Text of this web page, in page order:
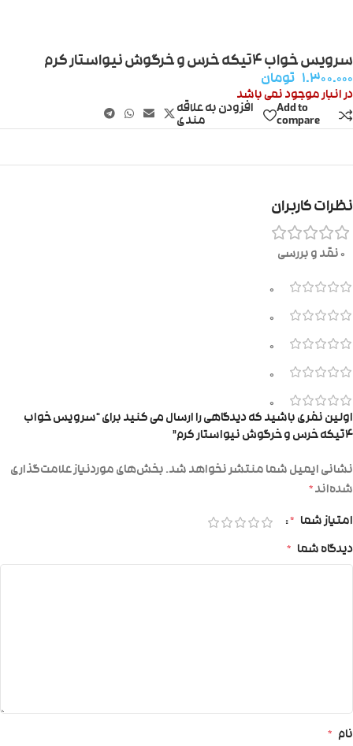
سرویس خواب ۴تیکه خرس و خرگوش نیواستار کرم
۱.۳۰۰.۰۰۰ تومان
در انبار موجود نمی باشد
Add to
compare
افزودن به علاقه
مندی
نظرات کاربران
0 نقد و بررسی
0
0
0
0
0
اولین نفری باشید که دیدگاهی را ارسال می کنید برای “سرویس خواب
۴تیکه خرس و خرگوش نیواستار کرم”
نشانی ایمیل شما منتشر نخواهد شد.بخش‌های موردنیاز علامت‌گذاری
شده‌اند*
امتیاز شما *
دیدگاه شما *
نام *